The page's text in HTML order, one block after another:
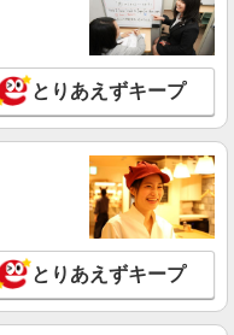
とりあえずキープ
とりあえずキープ